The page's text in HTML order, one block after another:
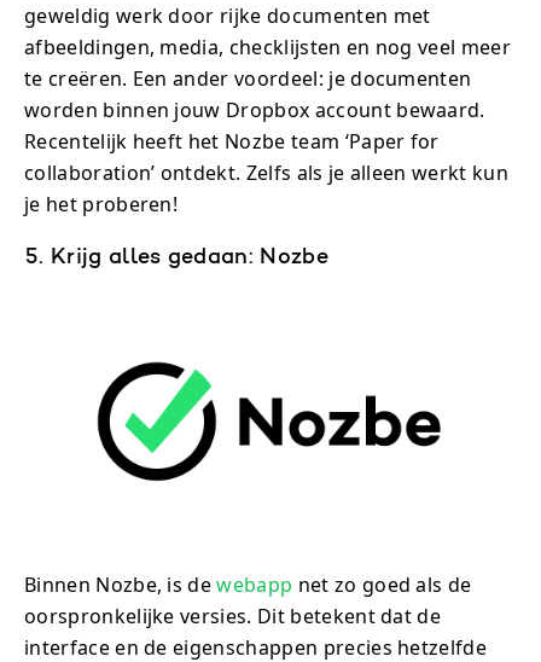
geweldig werk door rijke documenten met
afbeeldingen, media, checklijsten en nog veel meer
te creëren. Een ander voordeel: je documenten
worden binnen jouw Dropbox account bewaard.
Recentelijk heeft het Nozbe team ‘Paper for
collaboration’ ontdekt. Zelfs als je alleen werkt kun
je het proberen!
5. Krijg alles gedaan: Nozbe
Binnen Nozbe, is dewebapp net zo goed als de
oorspronkelijke versies. Dit betekent dat de
interface en de eigenschappen precies hetzelfde